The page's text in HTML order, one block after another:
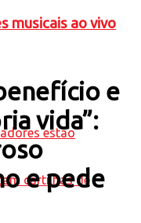
musicais ao vivo
e
vida”:
e pede